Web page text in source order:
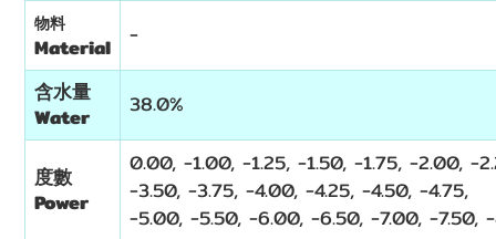
物料
Material
-
含水量
Water
38.0%
度數
Power
0.00, -1.00, -1.25, -1.50, -1.75, -2.00, -
-3.50, -3.75, -4.00, -4.25, -4.50, -4.75,
-5.00, -5.50, -6.00, -6.50, -7.00, -7.50,